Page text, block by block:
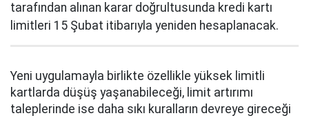
tarafından alınan karar doğrultusunda kredi kartı
limitleri 15 Şubat itibarıyla yeniden hesaplanacak.
Yeni uygulamayla birlikte özellikle yüksek limitli
kartlarda düşüş yaşanabileceği, limit artırımı
taleplerinde ise daha sıkı kuralların devreye gireceği